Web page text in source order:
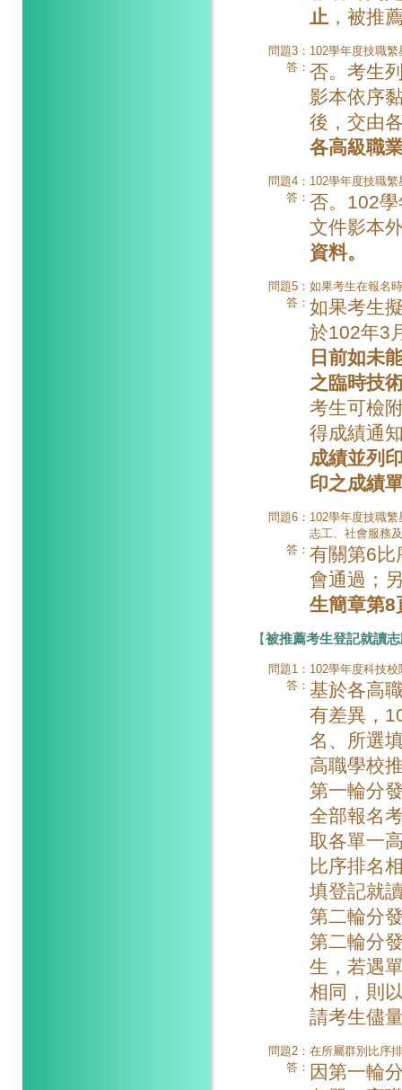
止 ，被推
問題3： 102學年度技職
答： 否。考生
影本依序
後，交由
各高級職
問題4： 102學年度技職
答： 否。102
文件影本
資料。
問題5： 如果考生在報名
答： 如果考生
於102年3
日前如未
之臨時技
考生可檢
得成績通
成績並列
印之成績
問題6： 102學年度技職
志工、社會服務
答： 有關第6比
會通過；
生簡章第8
【被推薦考生登記就讀
問題1： 102學年度科技
答： 基於各高
有差異，
名、所選
高職學校
第一輪分
全部報名
取各單一
比序排名
填登記就
第二輪分
第二輪分
生，若遇
相同，則
請考生儘
問題2： 在所屬群別比序
答： 因第一輪